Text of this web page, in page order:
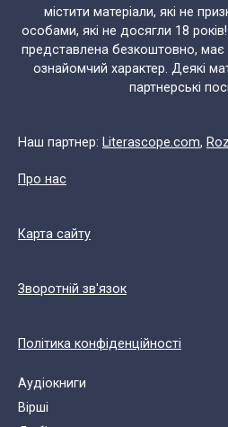
містити матеріали, які не
особами, які не досягли 18
представлена безкоштовно,
ознайомчий характер. Деякі
партнерські
Наш партнер: Literascope.com,
Про нас
Карта сайту
Зворотній зв'язок
Політика конфіденційності
Аудіокниги
Вірші